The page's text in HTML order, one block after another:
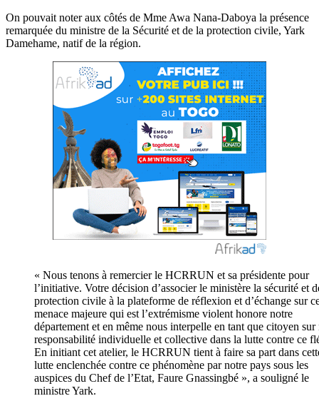
On pouvait noter aux côtés de Mme Awa Nana-Daboya la présence
remarquée du ministre de la Sécurité et de la protection civile, Yark
Damehame, natif de la région.
« Nous tenons à remercier le HCRRUN et sa présidente pour
l’initiative. Votre décision d’associer le ministère la sécurité et
protection civile à la plateforme de réflexion et d’échange sur
menace majeure qui est l’extrémisme violent honore notre
département et en même nous interpelle en tant que citoyen sur
responsabilité individuelle et collective dans la lutte contre ce
En initiant cet atelier, le HCRRUN tient à faire sa part dans
lutte enclenchée contre ce phénomène par notre pays sous les
auspices du Chef de l’Etat, Faure Gnassingbé », a souligné le
ministre Yark.